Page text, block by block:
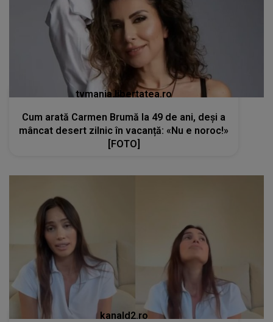
tvmania.libertatea.ro
Cum arată Carmen Brumă la 49 de ani, deși a
mâncat desert zilnic în vacanță: «Nu e noroc!»
[FOTO]
kanald2.ro